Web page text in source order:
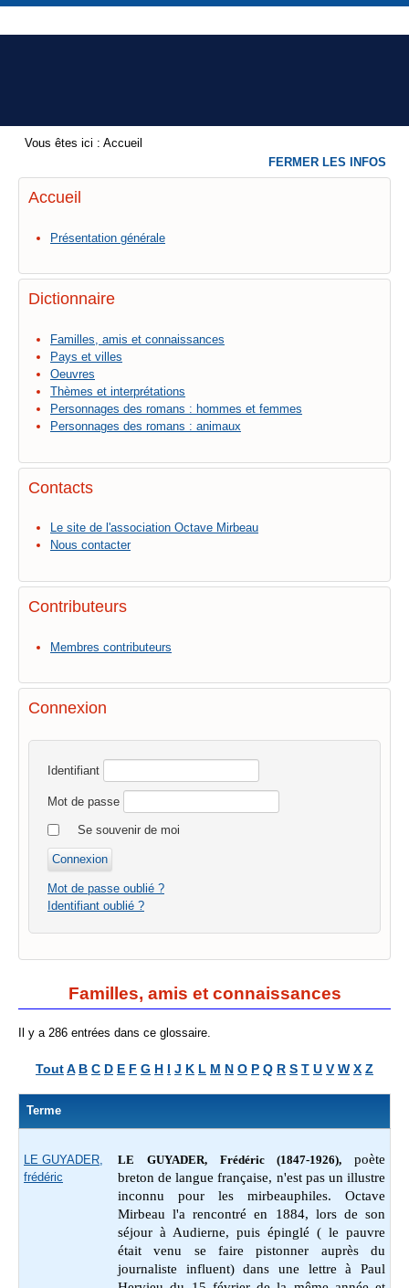
Vous êtes ici : Accueil
Accueil
Présentation générale
Dictionnaire
Familles, amis et connaissances
Pays et villes
Oeuvres
Thèmes et interprétations
Personnages des romans : hommes et femmes
Personnages des romans : animaux
Contacts
Le site de l'association Octave Mirbeau
Nous contacter
Contributeurs
Membres contributeurs
Connexion
Identifiant
Mot de passe
Se souvenir de moi
Mot de passe oublié ?
Identifiant oublié ?
Familles, amis et connaissances
Il y a 286 entrées dans ce glossaire.
ToutA B C D E F G H I J K L M N O P Q R S T U V W X Z
Terme
LE GUYADER,
frédéric
LE GUYADER, Frédéric (1847-1926), poète
breton de langue française, n'est pas un illustre
inconnu pour les mirbeauphiles. Octave
Mirbeau l'a rencontré en 1884, lors de son
séjour à Audierne, puis épinglé ( le pauvre
était venu se faire pistonner auprès du
journaliste influent) dans une lettre à Paul
FERMER LES INFOS